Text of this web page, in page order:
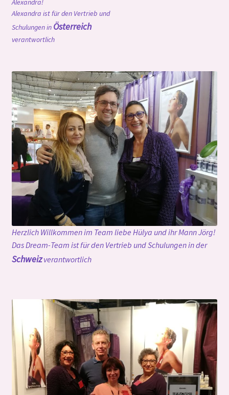
Alexandra!
Alexandra ist für den Vertrieb und
Schulungen in Österreich
verantwortlich
Herzlich Willkommen im Team liebe Hülya und ihr Mann Jörg!
Das Dream-Team ist für den Vertrieb und Schulungen in der
Schweizverantwortlich